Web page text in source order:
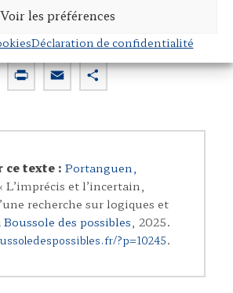
Voir les préférences
Déclaration de confidentialité
P
r
n
E
m
i
P
a
t
g
e
r
ce texte : Portanguen,
L’imprécis et l’incertain,
recherche sur logiques et
Boussole des possibles, 2025.
?p=10245.